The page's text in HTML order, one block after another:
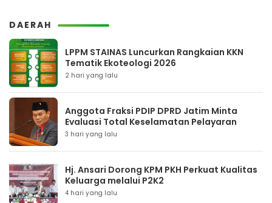
DAERAH
LPPM STAINAS Luncurkan Rangkaian KKN
Tematik Ekoteologi 2026
2 hari yang lalu
Anggota Fraksi PDIP DPRD Jatim Minta
Evaluasi Total Keselamatan Pelayaran
3 hari yang lalu
Hj. Ansari Dorong KPM PKH Perkuat Kualitas
Keluarga melalui P2K2
4 hari yang lalu